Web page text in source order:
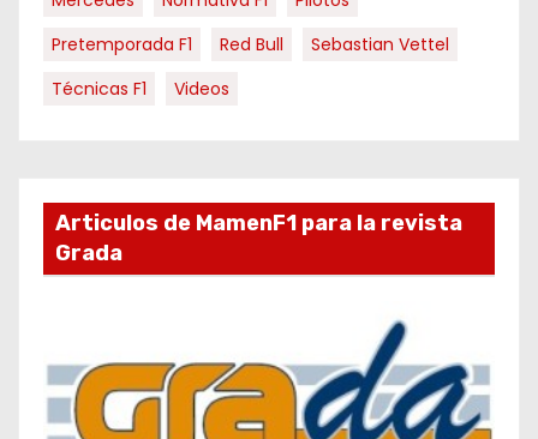
Pretemporada F1
Red Bull
Sebastian Vettel
Técnicas F1
Videos
Articulos de MamenF1 para la revista
Grada